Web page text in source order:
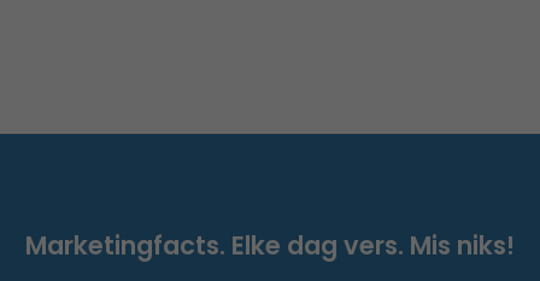
Marketingfacts. Elke dag vers. Mis niks!